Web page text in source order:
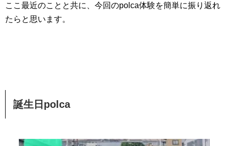
ここ最近のことと共に、今回のpolca体験を簡単に振り返れ
たらと思います。
誕生日polca